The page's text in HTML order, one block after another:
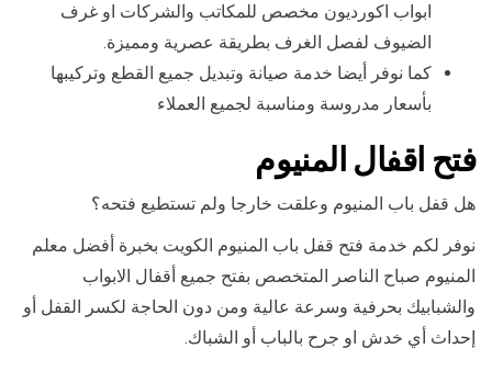
ابواب اكورديون مخصص للمكاتب والشركات او غرف
الضيوف لفصل الغرف بطريقة عصرية ومميزة.
كما نوفر أيضا خدمة صيانة وتبديل جميع القطع وتركيبها
بأسعار مدروسة ومناسبة لجميع العملاء
فتح اقفال المنيوم
هل قفل باب المنيوم وعلقت خارجا ولم تستطيع فتحه؟
نوفر لكم خدمة فتح قفل باب المنيوم الكويت بخبرة أفضل معلم
المنيوم صباح الناصر المتخصص بفتح جميع أقفال الابواب
والشبابيك بحرفية وسرعة عالية ومن دون الحاجة لكسر القفل أو
إحداث أي خدش او جرح بالباب أو الشباك.